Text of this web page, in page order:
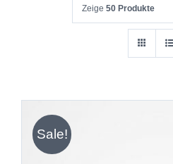
Zeige 50 Produkte
Sale!